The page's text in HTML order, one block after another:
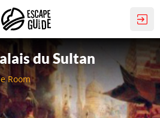
Room
du Sultan